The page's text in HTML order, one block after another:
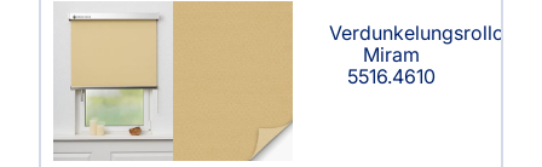
Verdunkelungsrollo
Miram
5516.4610